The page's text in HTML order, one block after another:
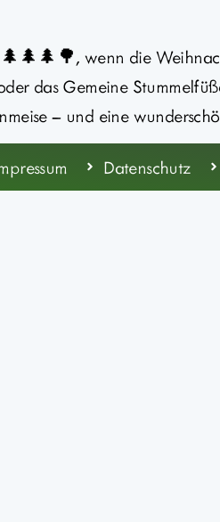
wenn die
das Gemeine
– und eine
Datenschutz